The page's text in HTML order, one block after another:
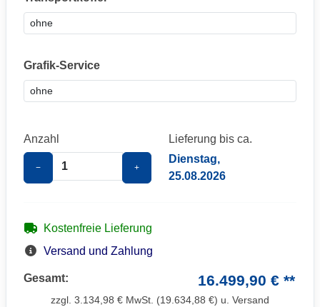
Grafik-Service
Anzahl Lieferung bis ca.
− +
Dienstag,
25.08.2026
Kostenfreie Lieferung
Versand und Zahlung
Gesamt: 16.499,90 € **
zzgl. 3.134,98 € MwSt. (19.634,88 €) u. Versand